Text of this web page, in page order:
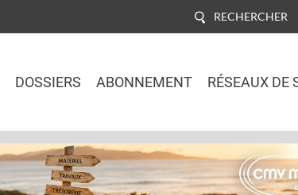
RECHERCHER
DOSSIERS ABONNEMENT RÉSEAUX DE